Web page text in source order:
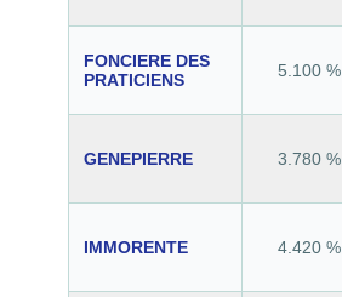
FONCIERE DES
PRATICIENS
5.100 %
GENEPIERRE 3.780 %
IMMORENTE 4.420 %